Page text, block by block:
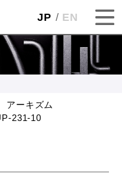
JP EN
アーキズム
231-10